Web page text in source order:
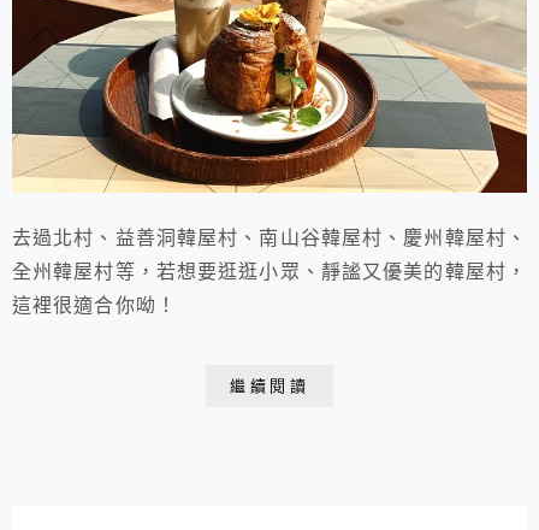
去過北村、益善洞韓屋村、南山谷韓屋村、慶州韓屋村、
全州韓屋村等，若想要逛逛小眾、靜謐又優美的韓屋村，
這裡很適合你呦！
繼續閱讀